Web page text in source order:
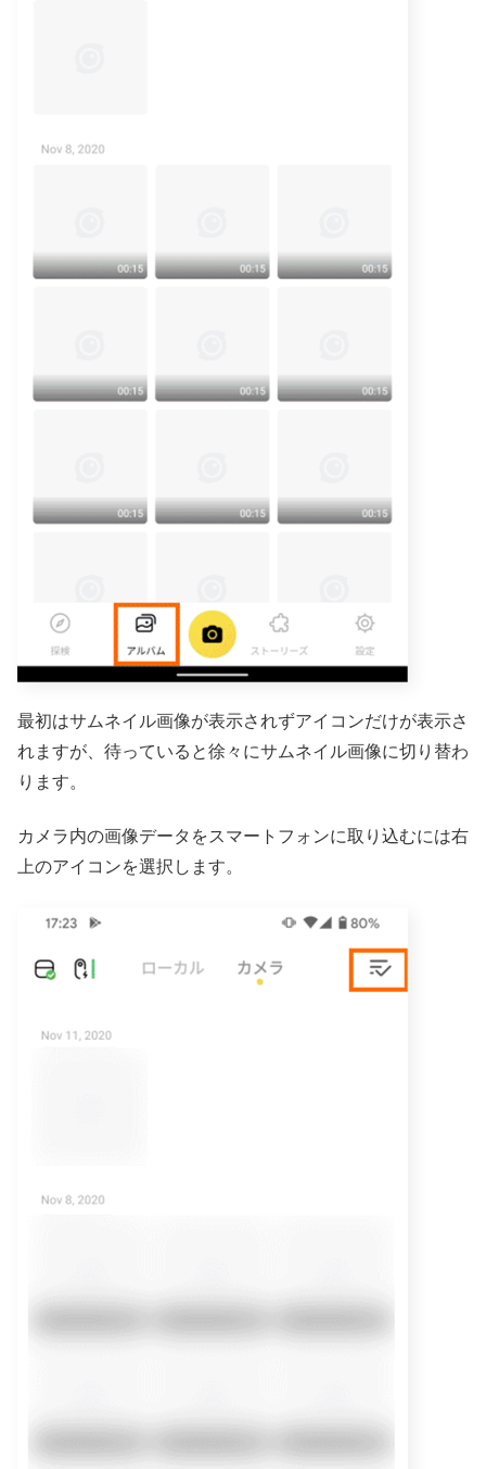
最初はサムネイル画像が表示されずアイコンだけが表示さ
れますが、待っていると徐々にサムネイル画像に切り替わ
ります。
カメラ内の画像データをスマートフォンに取り込むには右
上のアイコンを選択します。